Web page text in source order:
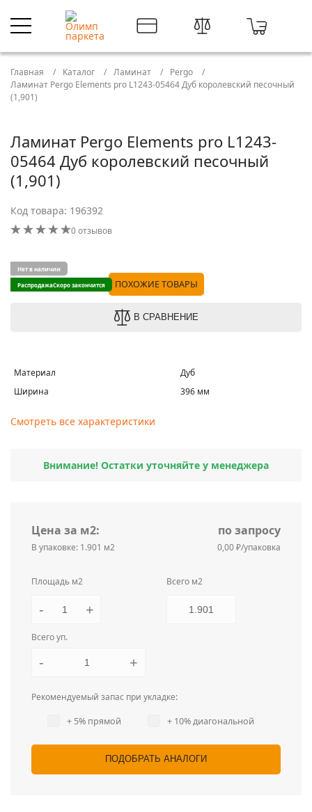
Главная Каталог Ламинат
Pergo
Ламинат Pergo Elements pro L1243-05464 Дуб королевский песочный
(1,901)
Ламинат Pergo Elements pro L1243-
05464 Дуб королевский песочный
(1,901)
Код товара: 196392
0 отзывов
Нет в наличии
РаспродажаСкоро закончится ПОХОЖИЕ ТОВАРЫ
В СРАВНЕНИЕ
Материал
Дуб
Ширина
396 мм
Смотреть все характеристики
Внимание! Остатки уточняйте у менеджера
Цена за м2: по запросу
В упаковке: 1.901 м2 0,00 ₽/упаковка
Площадь м2
- +
Всего м2
Всего уп.
- +
Рекомендуемый запас при укладке:
+ 5% прямой + 10% диагональной
ПОДОБРАТЬ АНАЛОГИ